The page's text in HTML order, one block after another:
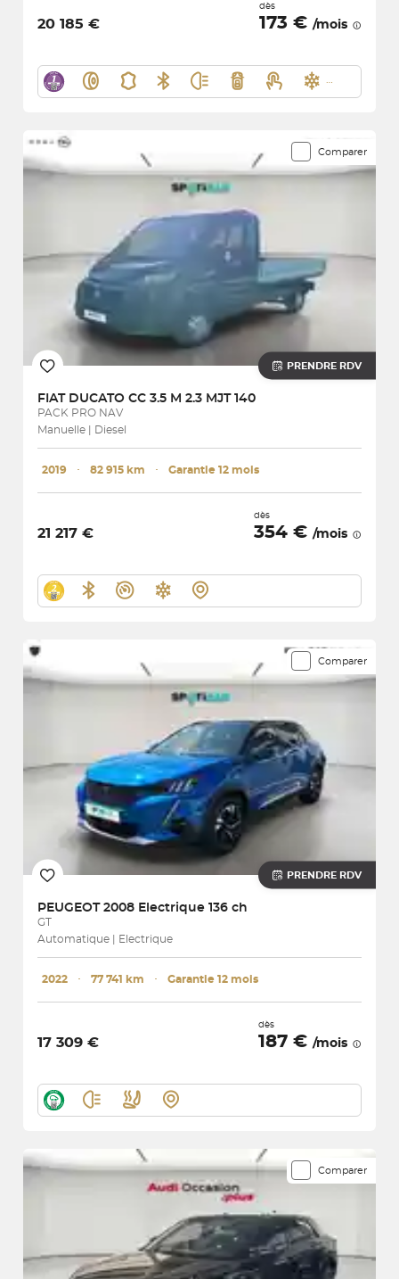
20 185 €
dès
173 € /mois
Comparer
PRENDRE RDV
FIAT DUCATO CC 3.5 M 2.3 MJT 140
PACK PRO NAV
Manuelle | Diesel
2019 ･ 82 915 km ･ Garantie 12 mois
21 217 €
dès
354 € /mois
Comparer
PRENDRE RDV
PEUGEOT 2008 Electrique 136 ch
GT
Automatique | Electrique
2022 ･ 77 741 km ･ Garantie 12 mois
17 309 €
dès
187 € /mois
Comparer